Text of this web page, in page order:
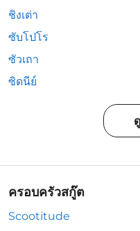
ชิงเต่า
ซับโปโร
ซัวเถา
ซิดนีย์
ครอบครัวสกู๊ต
Scootitude